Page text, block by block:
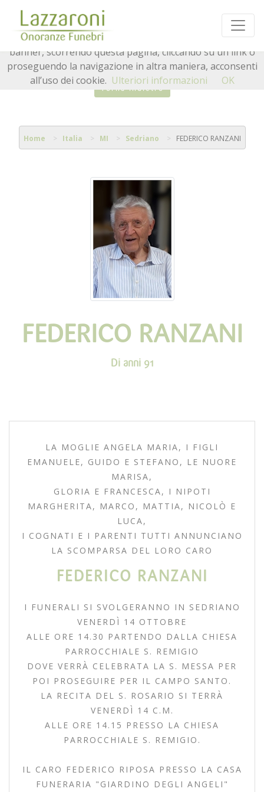
Torna indietro
Home Italia MI Sedriano FEDERICO RANZANI
FEDERICO RANZANI
Di anni 91
LA MOGLIE ANGELA MARIA, I FIGLI
EMANUELE, GUIDO E STEFANO, LE NUORE
MARISA,
GLORIA E FRANCESCA, I NIPOTI
MARGHERITA, MARCO, MATTIA, NICOLÒ E
LUCA,
I COGNATI E I PARENTI TUTTI ANNUNCIANO
LA SCOMPARSA DEL LORO CARO
FEDERICO RANZANI
I FUNERALI SI SVOLGERANNO IN SEDRIANO
VENERDÌ 14 OTTOBRE
ALLE ORE 14.30 PARTENDO DALLA CHIESA
PARROCCHIALE S. REMIGIO
DOVE VERRÀ CELEBRATA LA S. MESSA PER
POI PROSEGUIRE PER IL CAMPO SANTO.
LA RECITA DEL S. ROSARIO SI TERRÀ
VENERDÌ 14 C.M.
ALLE ORE 14.15 PRESSO LA CHIESA
PARROCCHIALE S. REMIGIO.
IL CARO FEDERICO RIPOSA PRESSO LA CASA
FUNERARIA "GIARDINO DEGLI ANGELI"
Questo sito o gli strumenti terzi da questo utilizzati si
avvalgono di cookie necessari al funzionamento ed utili
alle finalità illustrate nella cookie policy. Chiudendo questo
banner, scorrendo questa pagina, cliccando su un link o
proseguendo la navigazione in altra maniera, acconsenti
all’uso dei cookie. Ulteriori informazioni OK